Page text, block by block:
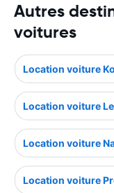
Autres
voitures
Location voiture
Location voiture
Location voiture
Location voiture